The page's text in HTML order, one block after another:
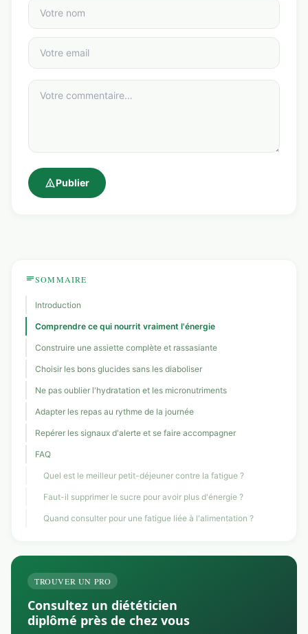
Publier
SOMMAIRE
Introduction
Comprendre ce qui nourrit vraiment l'énergie
Construire une assiette complète et rassasiante
Choisir les bons glucides sans les diaboliser
Ne pas oublier l'hydratation et les micronutriments
Adapter les repas au rythme de la journée
Repérer les signaux d'alerte et se faire accompagner
FAQ
Quel est le meilleur petit-déjeuner contre la fatigue ?
Faut-il supprimer le sucre pour avoir plus d'énergie ?
Quand consulter pour une fatigue liée à l'alimentation ?
TROUVER UN PRO
Consultez un diététicien
diplômé près de chez vous